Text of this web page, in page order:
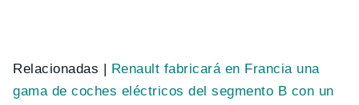
Relacionadas |
Renault fabricará en Francia una
gama de coches eléctricos del segmento B con un